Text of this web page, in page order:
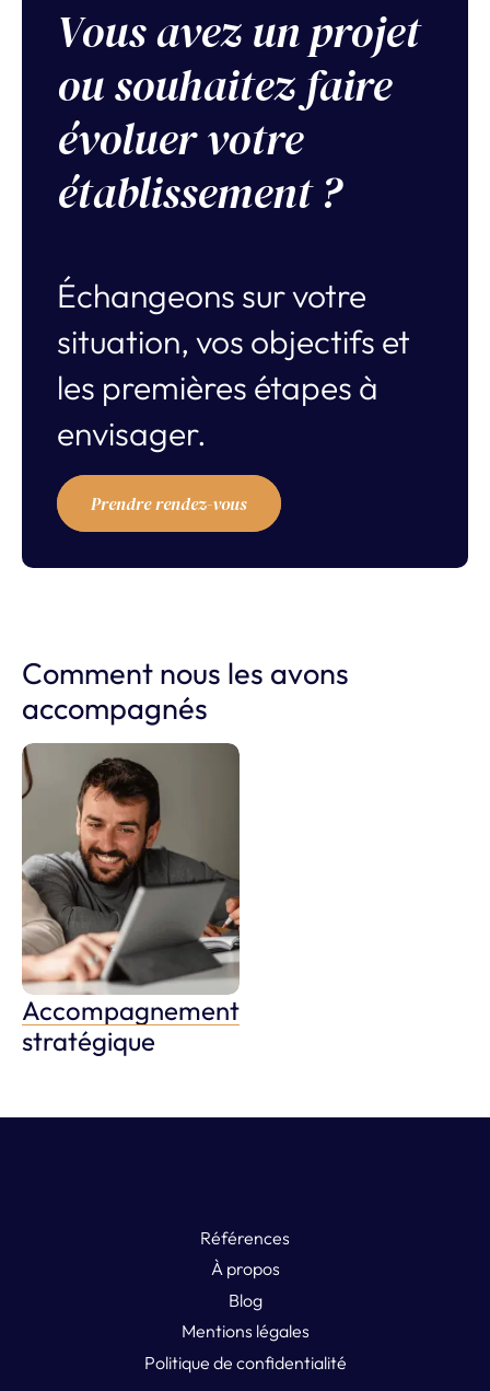
Vous avez un projet
ou souhaitez faire
évoluer votre
établissement ?
Échangeons sur votre
situation, vos objectifs et
les premières étapes à
envisager.
Prendre rendez-vous
Comment nous les avons
accompagnés
Optimiser mon restaurant
Accompagnement
stratégique
Références
À propos
Blog
Mentions légales
Politique de confidentialité